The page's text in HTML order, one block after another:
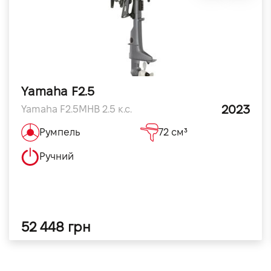
Yamaha F2.5
Yamaha F2.5MHB 2.5 к.с. 2023
Румпель 72 см³
Ручний
52 448 грн